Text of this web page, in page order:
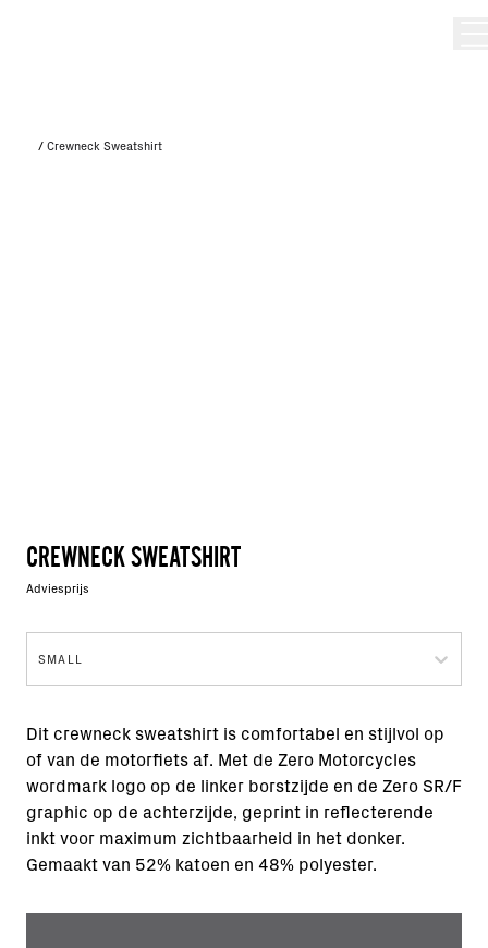
/ Crewneck Sweatshirt
CREWNECK SWEATSHIRT
Adviesprijs
SMALL
Dit crewneck sweatshirt is comfortabel en stijlvol op
of van de motorfiets af. Met de Zero Motorcycles
wordmark logo op de linker borstzijde en de Zero SR/F
graphic op de achterzijde, geprint in reflecterende
inkt voor maximum zichtbaarheid in het donker.
Gemaakt van 52% katoen en 48% polyester.